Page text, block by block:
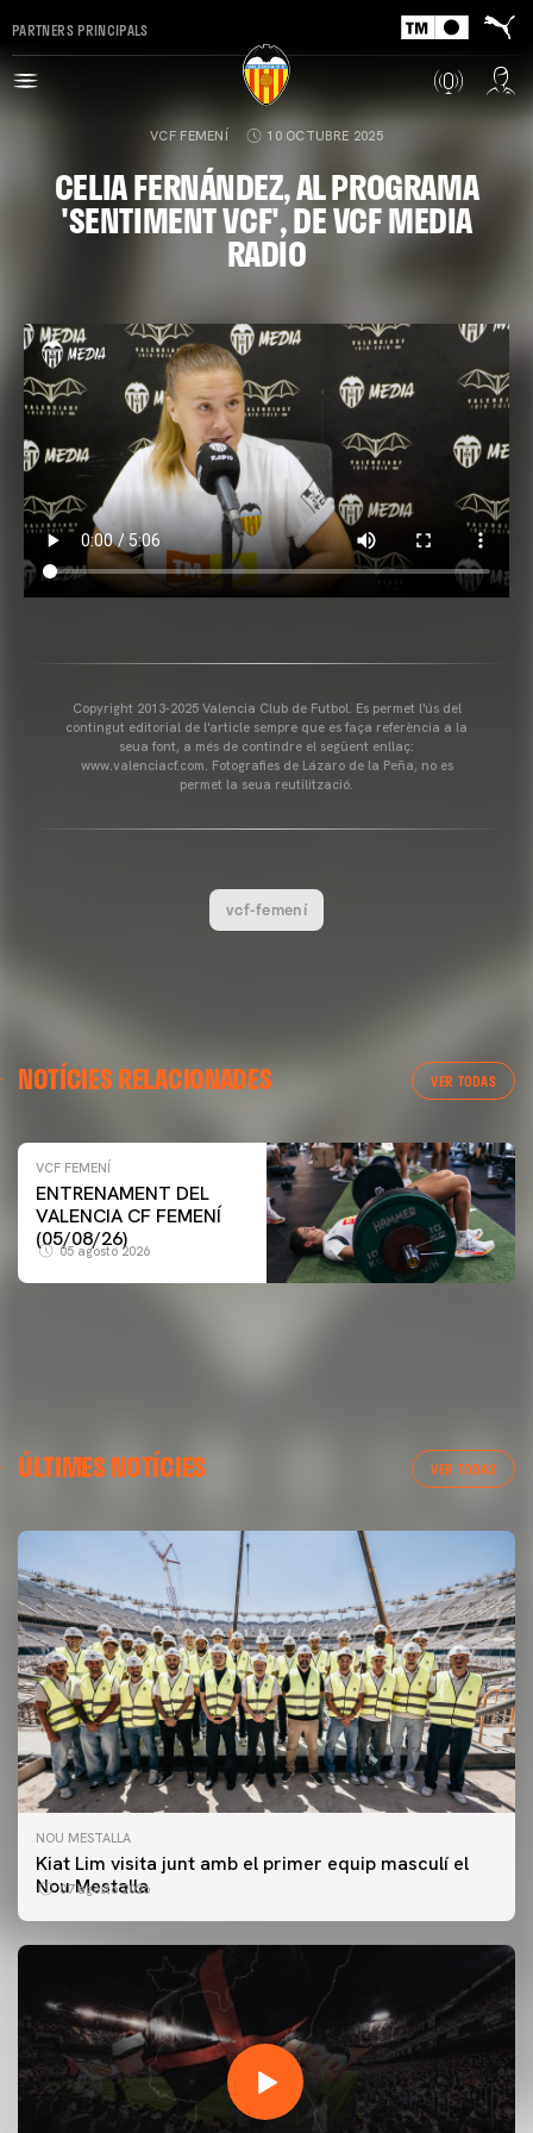
PARTNERS PRINCIPALS
VCF FEMENÍ 10 OCTUBRE 2025
CELIA FERNÁNDEZ, AL PROGRAMA
'SENTIMENT VCF', DE VCF MEDIA
RADIO
Copyright 2013-2025 Valencia Club de Futbol. Es permet l'ús del
contingut editorial de l'article sempre que es faça referència a la
seua font, a més de contindre el següent enllaç:
www.valenciacf.com. Fotografies de Lázaro de la Peña, no es
permet la seua reutilització.
vcf-femení
NOTÍCIES RELACIONADES VER TODAS
VCF FEMENÍ
ENTRENAMENT DEL
VALENCIA CF FEMENÍ
(05/08/26)
05 agosto 2026
VCF FEMENÍ
ENTRENAMENT DEL VALENCIA CF FEMENÍ (04/08/26)
ÚLTIMES NOTÍCIES VER TODAS
NOU MESTALLA
Kiat Lim visita junt amb el primer equip masculí el
Nou Mestalla
07 agosto 2026